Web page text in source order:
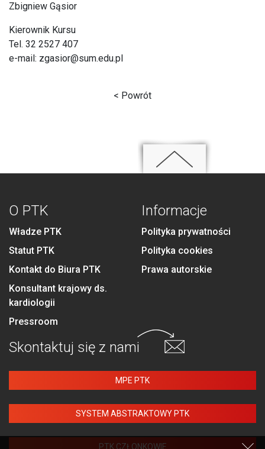
Zbigniew Gąsior
Kierownik Kursu
Tel. 32 2527 407
e-mail: zgasior@sum.edu.pl
< Powrót
O PTK
Władze PTK
Statut PTK
Kontakt do Biura PTK
Konsultant krajowy ds.
kardiologii
Pressroom
Informacje
Polityka prywatności
Polityka cookies
Prawa autorskie
Skontaktuj się z nami
MPE PTK
SYSTEM ABSTRAKTOWY PTK
PTK CZŁONKOWIE